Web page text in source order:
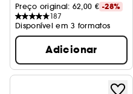
Preço original: 62,00 € -28%
187
Disponível em 3 formatos
Adicionar